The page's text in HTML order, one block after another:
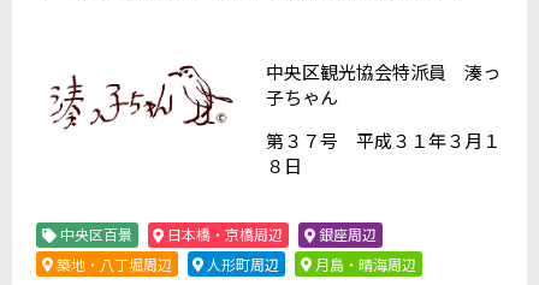
中央区観光協会特派員 湊っ
子ちゃん
第３７号 平成３１年３月１
８日
中央区百景 日本橋・京橋周辺
銀座周辺
築地・八丁堀周辺
人形町周辺 月島・晴海周辺